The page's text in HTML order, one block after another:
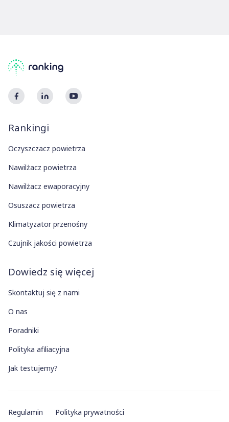
Facebook
YouTube
Rankingi
Oczyszczacz powietrza
Nawilżacz powietrza
Nawilżacz ewaporacyjny
Osuszacz powietrza
Klimatyzator przenośny
Czujnik jakości powietrza
Dowiedz się więcej
Skontaktuj się z nami
O nas
Poradniki
Polityka afiliacyjna
Jak testujemy?
Regulamin Polityka prywatności